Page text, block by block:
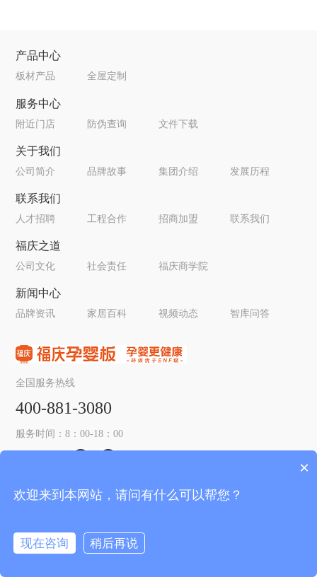
产品中心
板材产品 全屋定制
服务中心
附近门店 防伪查询 文件下载
关于我们
公司简介 品牌故事 集团介绍 发展历程
联系我们
人才招聘 工程合作 招商加盟 联系我们
福庆之道
公司文化 社会责任 福庆商学院
新闻中心
品牌资讯 家居百科 视频动态 智库问答
全国服务热线
400-881-3080
服务时间：8：00-18：00
×
欢迎来到本网站，请问有什么可以帮您？
现在咨询 稍后再说